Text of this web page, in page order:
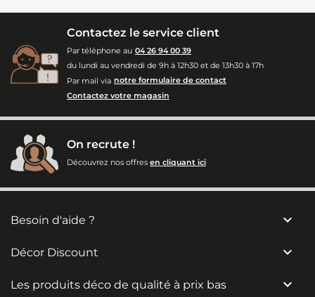
Contactez le service client
Par téléphone au 04 26 94 00 39
du lundi au vendredi de 9h à 12h30 et de 13h30 à 17h
Par mail via notre formulaire de contact
Contactez votre magasin
On recrute !
Découvrez nos offres en cliquant ici
Besoin d'aide ? 
Décor Discount 
Les produits déco de qualité à prix bas 